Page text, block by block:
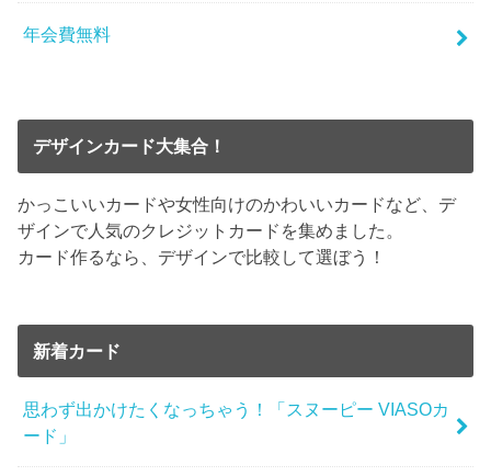
年会費無料
デザインカード大集合！
かっこいいカードや女性向けのかわいいカードなど、デ
ザインで人気のクレジットカードを集めました。
カード作るなら、デザインで比較して選ぼう！
新着カード
思わず出かけたくなっちゃう！「スヌーピー VIASOカ
ード」